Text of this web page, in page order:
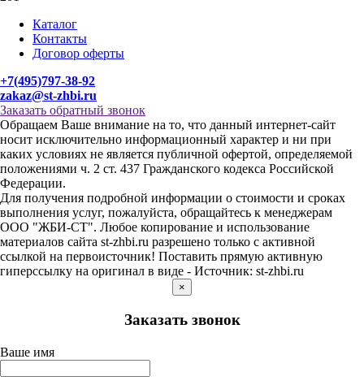
Каталог
Контакты
Договор оферты
+7(495)797-38-92
zakaz@st-zhbi.ru
Заказать обратный звонок
Обращаем Ваше внимание на то, что данный интернет-сайт
носит исключительно информационный характер и ни при
каких условиях не является публичной офертой, определяемой
положениями ч. 2 ст. 437 Гражданского кодекса Российской
Федерации.
Для получения подробной информации о стоимости и сроках
выполнения услуг, пожалуйста, обращайтесь к менеджерам
ООО "ЖБИ-СТ". Любое копирование и использование
материалов сайта st-zhbi.ru разрешено только с активной
ссылкой на первоисточник! Поставить прямую активную
гиперссылку на оригинал в виде - Источник: st-zhbi.ru
×
Заказать звонок
Ваше имя